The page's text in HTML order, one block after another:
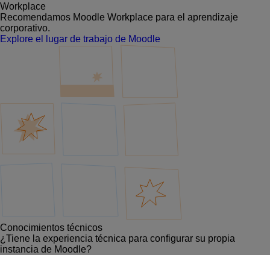
Workplace
Recomendamos Moodle Workplace para el aprendizaje
corporativo.
Explore el lugar de trabajo de Moodle
Conocimientos técnicos
¿Tiene la experiencia técnica para configurar su propia
instancia de Moodle?